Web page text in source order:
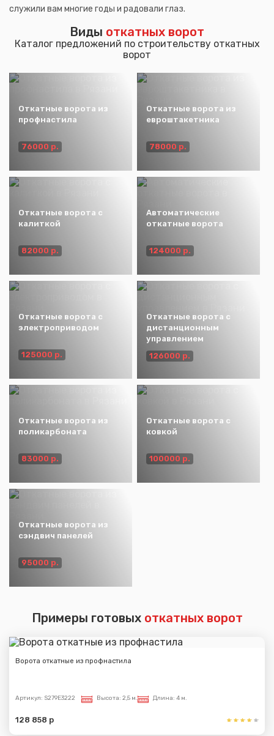
служили вам многие годы и радовали глаз.
Виды откатных ворот
Каталог предложений по строительству откатных
ворот
Откатные ворота из
профнастила
76000 р.
Откатные ворота из
евроштакетника
78000 р.
Откатные ворота с
калиткой
82000 р.
Автоматические
откатные ворота
124000 р.
Откатные ворота с
электроприводом
125000 р.
Откатные ворота с
дистанционным
управлением
126000 р.
Откатные ворота из
поликарбоната
83000 р.
Откатные ворота с
ковкой
100000 р.
Откатные ворота из
сэндвич панелей
95000 р.
Примеры готовых откатных ворот
Ворота откатные из профнастила
Артикул: S279E3222 Высота: 2,5 м. Длина: 4 м.
128 858 р